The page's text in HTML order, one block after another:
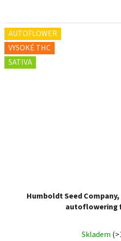
AUTOFLOWER
VYSOKÉ THC
SATIVA
Humboldt Seed
autoflowering
Skladem